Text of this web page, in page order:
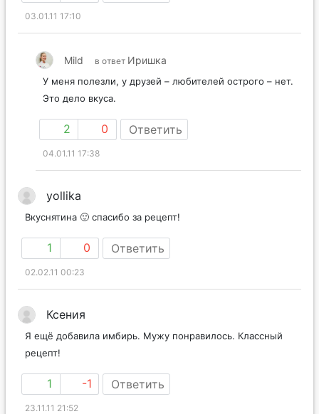
03.01.11 17:10
Mild в ответ Иришка
У меня полезли, у друзей – любителей острого – нет.
Это дело вкуса.
2 0 Ответить
04.01.11 17:38
yollika
Вкуснятина 🙂 спасибо за рецепт!
1 0 Ответить
02.02.11 00:23
Ксения
Я ещё добавила имбирь. Мужу понравилось. Классный
рецепт!
1 -1 Ответить
23.11.11 21:52